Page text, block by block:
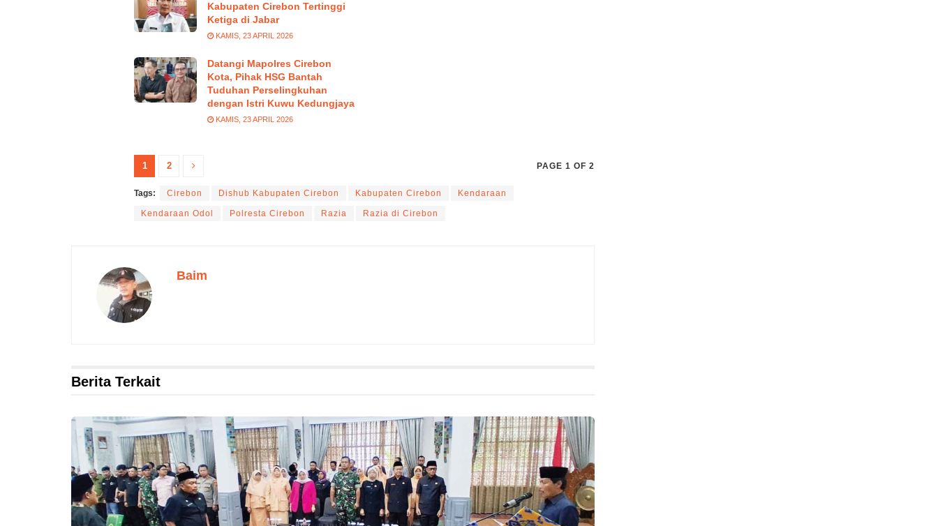
Kabupaten Cirebon Tertinggi
Ketiga di Jabar
KAMIS, 23 APRIL 2026
Datangi Mapolres Cirebon
Kota, Pihak HSG Bantah
Tuduhan Perselingkuhan
dengan Istri Kuwu Kedungjaya
KAMIS, 23 APRIL 2026
PAGE 1 OF 2
1 2
Tags: Cirebon Dishub Kabupaten Cirebon Kabupaten Cirebon Kendaraan
Kendaraan Odol Polresta Cirebon Razia Razia di Cirebon
Baim
Berita Terkait